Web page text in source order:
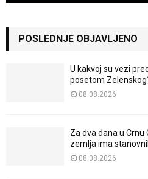
POSLEDNJE OBJAVLJENO
U kakvoj su vezi
posetom
08.08.2026
Za dva dana u Crnu
zemlja ima
08.08.2026